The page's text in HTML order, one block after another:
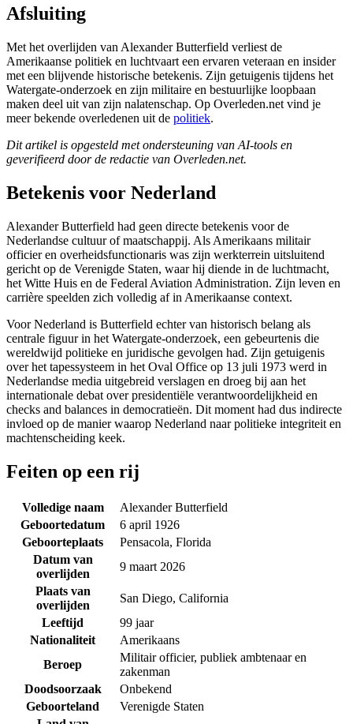
Afsluiting
Met het overlijden van Alexander Butterfield verliest de
Amerikaanse politiek en luchtvaart een ervaren veteraan en insider
met een blijvende historische betekenis. Zijn getuigenis tijdens het
Watergate-onderzoek en zijn militaire en bestuurlijke loopbaan
maken deel uit van zijn nalatenschap. Op Overleden.net vind je
meer bekende overledenen uit de politiek.
Dit artikel is opgesteld met ondersteuning van AI-tools en
geverifieerd door de redactie van Overleden.net.
Betekenis voor Nederland
Alexander Butterfield had geen directe betekenis voor de
Nederlandse cultuur of maatschappij. Als Amerikaans militair
officier en overheidsfunctionaris was zijn werkterrein uitsluitend
gericht op de Verenigde Staten, waar hij diende in de luchtmacht,
het Witte Huis en de Federal Aviation Administration. Zijn leven en
carrière speelden zich volledig af in Amerikaanse context.
Voor Nederland is Butterfield echter van historisch belang als
centrale figuur in het Watergate-onderzoek, een gebeurtenis die
wereldwijd politieke en juridische gevolgen had. Zijn getuigenis
over het tapessysteem in het Oval Office op 13 juli 1973 werd in
Nederlandse media uitgebreid verslagen en droeg bij aan het
internationale debat over presidentiële verantwoordelijkheid en
checks and balances in democratieën. Dit moment had dus indirecte
invloed op de manier waarop Nederland naar politieke integriteit en
machtenscheiding keek.
Feiten op een rij
Volledige naam
Alexander Butterfield
Geboortedatum
6 april 1926
Geboorteplaats
Pensacola, Florida
Datum van
overlijden
9 maart 2026
Plaats van
overlijden
San Diego, California
Leeftijd
99 jaar
Nationaliteit
Amerikaans
Beroep
Militair officier, publiek ambtenaar en
zakenman
Doodsoorzaak
Onbekend
Geboorteland
Verenigde Staten